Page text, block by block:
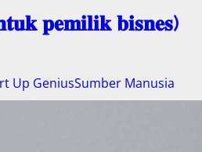
𝐩𝐞𝐦𝐢𝐥𝐢𝐤 𝐛𝐢𝐬𝐧𝐞𝐬)
Up GeniusSumber Manusia